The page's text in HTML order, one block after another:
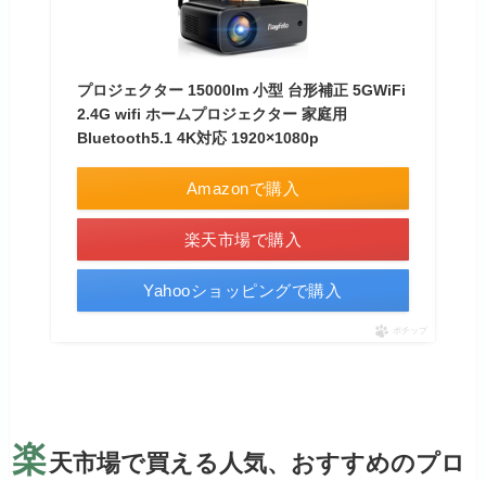
プロジェクター 15000lm 小型 台形補正 5GWiFi
2.4G wifi ホームプロジェクター 家庭用
Bluetooth5.1 4K対応 1920×1080p
Amazonで購入
楽天市場で購入
Yahooショッピングで購入
ポチップ
楽天市場で買える人気、おすすめのプロ